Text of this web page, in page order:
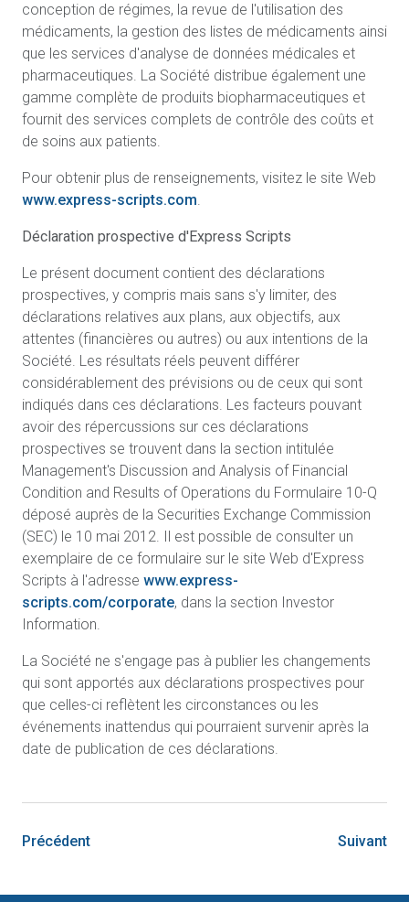
conception de régimes, la revue de l'utilisation des
médicaments, la gestion des listes de médicaments ainsi
que les services d'analyse de données médicales et
pharmaceutiques. La Société distribue également une
gamme complète de produits biopharmaceutiques et
fournit des services complets de contrôle des coûts et
de soins aux patients.
Pour obtenir plus de renseignements, visitez le site Web
www.express-scripts.com.
Déclaration prospective d'Express Scripts
Le présent document contient des déclarations
prospectives, y compris mais sans s'y limiter, des
déclarations relatives aux plans, aux objectifs, aux
attentes (financières ou autres) ou aux intentions de la
Société. Les résultats réels peuvent différer
considérablement des prévisions ou de ceux qui sont
indiqués dans ces déclarations. Les facteurs pouvant
avoir des répercussions sur ces déclarations
prospectives se trouvent dans la section intitulée
Management's Discussion and Analysis of Financial
Condition and Results of Operations du Formulaire 10-Q
déposé auprès de la Securities Exchange Commission
(SEC) le 10 mai 2012. Il est possible de consulter un
exemplaire de ce formulaire sur le site Web d'Express
Scripts à l'adresse www.express-
scripts.com/corporate, dans la section Investor
Information.
La Société ne s'engage pas à publier les changements
qui sont apportés aux déclarations prospectives pour
que celles-ci reflètent les circonstances ou les
événements inattendus qui pourraient survenir après la
date de publication de ces déclarations.
Précédent Suivant